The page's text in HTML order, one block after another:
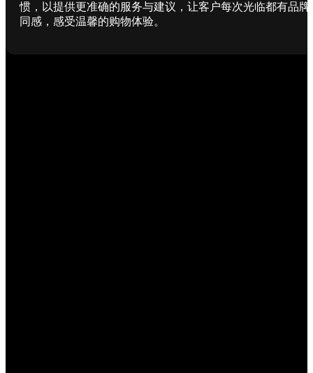
惯，以提供更准确的服务与建议，让客户每次光临都有品牌
同感，感受温馨的购物体验。